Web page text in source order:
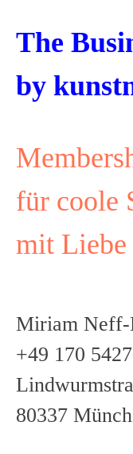
The
by
für coole
mit Liebe
Miriam Neff-
+49 170
80337